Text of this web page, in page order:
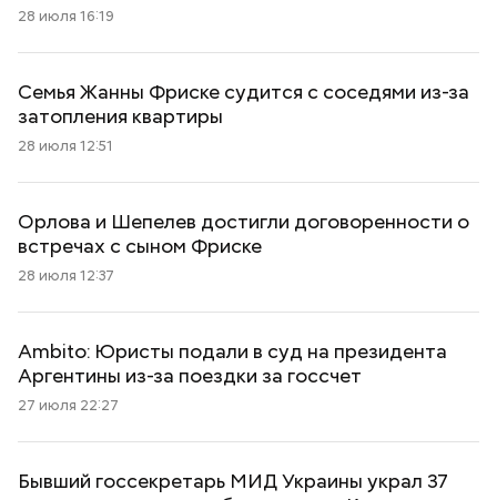
28 июля 16:19
Семья Жанны Фриске судится с соседями из-за
затопления квартиры
28 июля 12:51
Орлова и Шепелев достигли договоренности о
встречах с сыном Фриске
28 июля 12:37
Ambito: Юристы подали в суд на президента
Аргентины из-за поездки за госсчет
27 июля 22:27
Бывший госсекретарь МИД Украины украл 37